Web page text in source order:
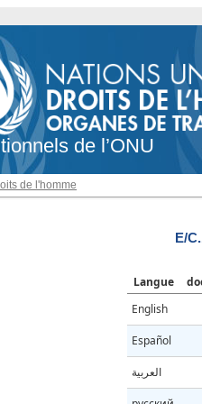
de l’ONU
de l'homme
E/
Langue
English
Español
العربية